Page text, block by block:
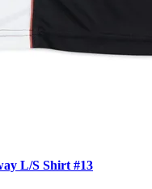
L/S Shirt #13